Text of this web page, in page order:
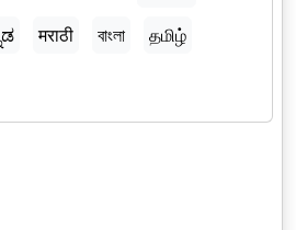
मराठी বাংলা
தமிழ்